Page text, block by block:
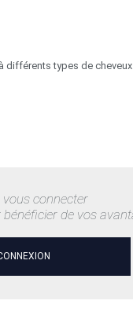
types de
vous connecter
de vos